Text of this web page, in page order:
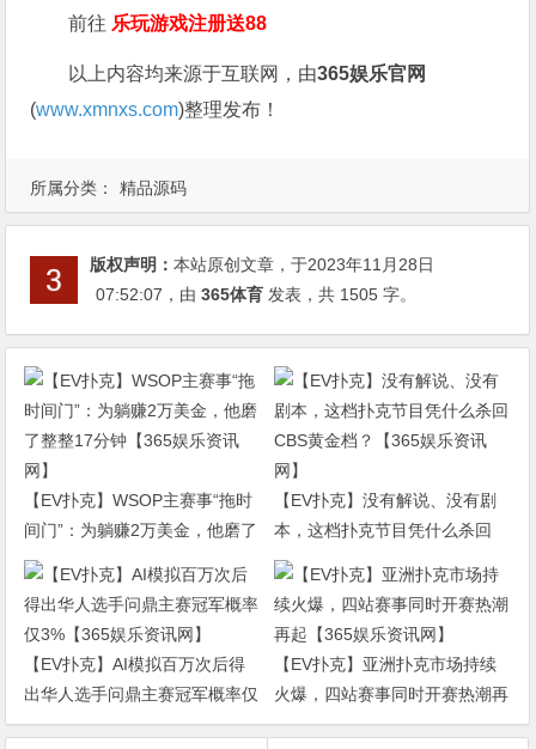
所属分类： 精品源码
前往 乐玩游戏注册送88
以上内容均来源于互联网，由365娱乐官网
(www.xmnxs.com)整理发布！
版权声明：本站原创文章，于2023年11月28日
07:52:07 ，由365体育 发表，共 1505 字。
【EV扑克】WSOP主赛事“拖时
间门”：为躺赚2万美金，他磨了
整整17分钟【365娱乐资讯网】
【EV扑克】没有解说、没有剧
本，这档扑克节目凭什么杀回
CBS黄金档？【365娱乐资讯
【EV扑克】AI模拟百万次后得
出华人选手问鼎主赛冠军概率仅
3%【365娱乐资讯网】
【EV扑克】亚洲扑克市场持续
火爆，四站赛事同时开赛热潮再
起【365娱乐资讯网】